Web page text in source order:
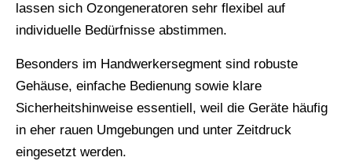
lassen sich Ozongeneratoren sehr flexibel auf
individuelle Bedürfnisse abstimmen.
Besonders im Handwerkersegment sind robuste
Gehäuse, einfache Bedienung sowie klare
Sicherheitshinweise essentiell, weil die Geräte häufig
in eher rauen Umgebungen und unter Zeitdruck
eingesetzt werden.